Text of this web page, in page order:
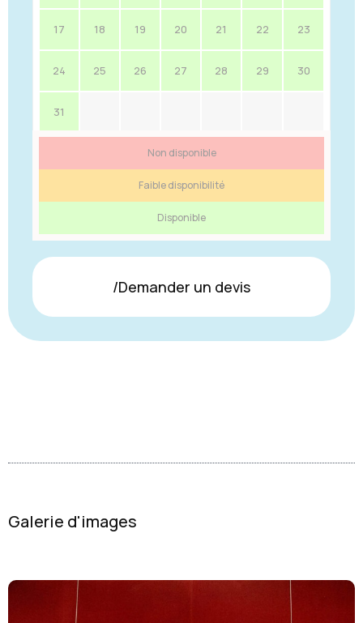
17 18 19 20 21 22 23
24 25 26 27 28 29 30
31
Non disponible
Faible disponibilité
Disponible
/Demander un devis
Galerie d'images